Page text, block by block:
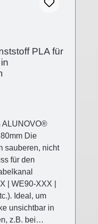
PLA für
ALUNOVO®
Die
sauberen, nicht
für den
| WE90-XXX |
Ideal, um
unsichtbar in
z.B. bei